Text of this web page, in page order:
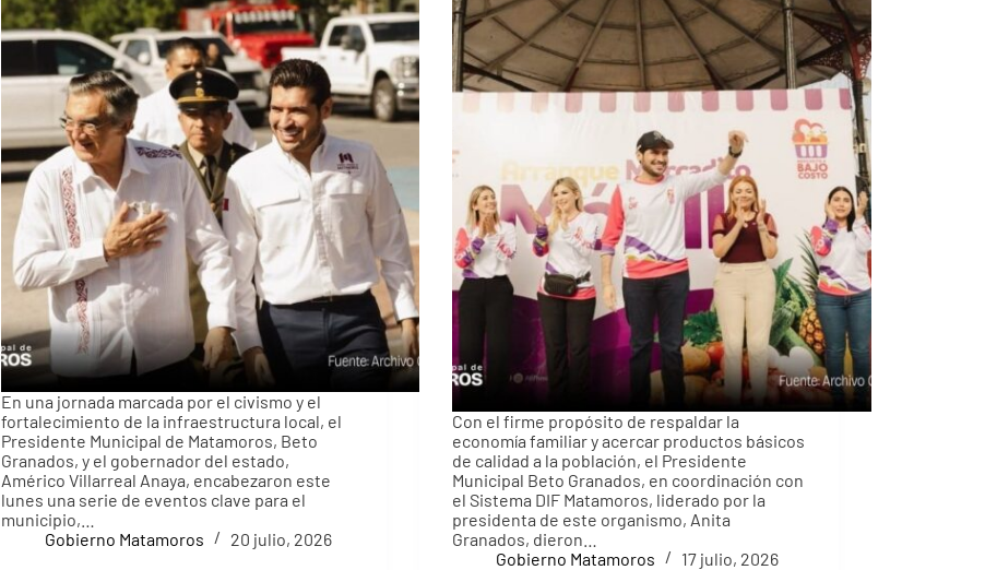
En una jornada marcada por el civismo y el
fortalecimiento de la infraestructura local, el
Presidente Municipal de Matamoros, Beto
Granados, y el gobernador del estado,
Américo Villarreal Anaya, encabezaron este
lunes una serie de eventos clave para el
municipio,…
Gobierno Matamoros
20 julio, 2026
Con el firme propósito de respaldar la
economía familiar y acercar productos básicos
de calidad a la población, el Presidente
Municipal Beto Granados, en coordinación con
el Sistema DIF Matamoros, liderado por la
presidenta de este organismo, Anita
Granados, dieron…
Gobierno Matamoros
17 julio, 2026